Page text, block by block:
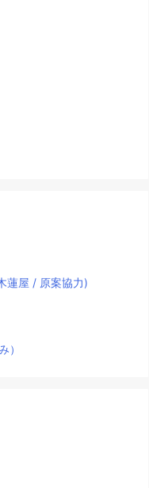
蓮屋 / 原案協力)
）